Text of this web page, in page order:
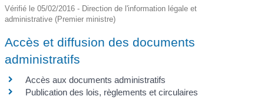
Vérifié le 05/02/2016 - Direction de l'information légale et
administrative (Premier ministre)
Accès et diffusion des documents
administratifs
Accès aux documents administratifs
Publication des lois, règlements et circulaires